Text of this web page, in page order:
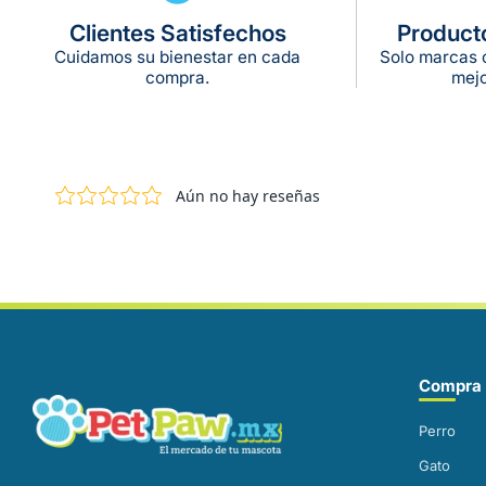
Clientes Satisfechos
Cuidamos su bienestar en cada
compra.
Solo marcas
Perro
Gato